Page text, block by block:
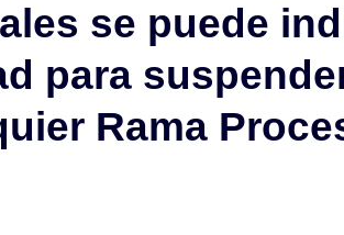
se puede
para
Rama